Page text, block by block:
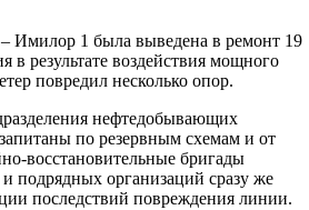
Имилор 1 была выведена в ремонт 19
в результате воздействия мощного
повредил несколько опор.
нефтедобывающих
по резервным схемам и от
восстановительные бригады
подрядных организаций сразу же
последствий повреждения линии.